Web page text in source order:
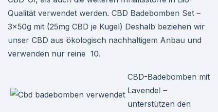
Qualität verwendet werden. CBD Badebomben Set –
3x50g mit (25mg CBD je Kugel) Deshalb beziehen wir
unser CBD aus ökologisch nachhaltigem Anbau und
verwenden nur reine 10.
CBD-Badebomben mit
Lavendel –
unterstützen den